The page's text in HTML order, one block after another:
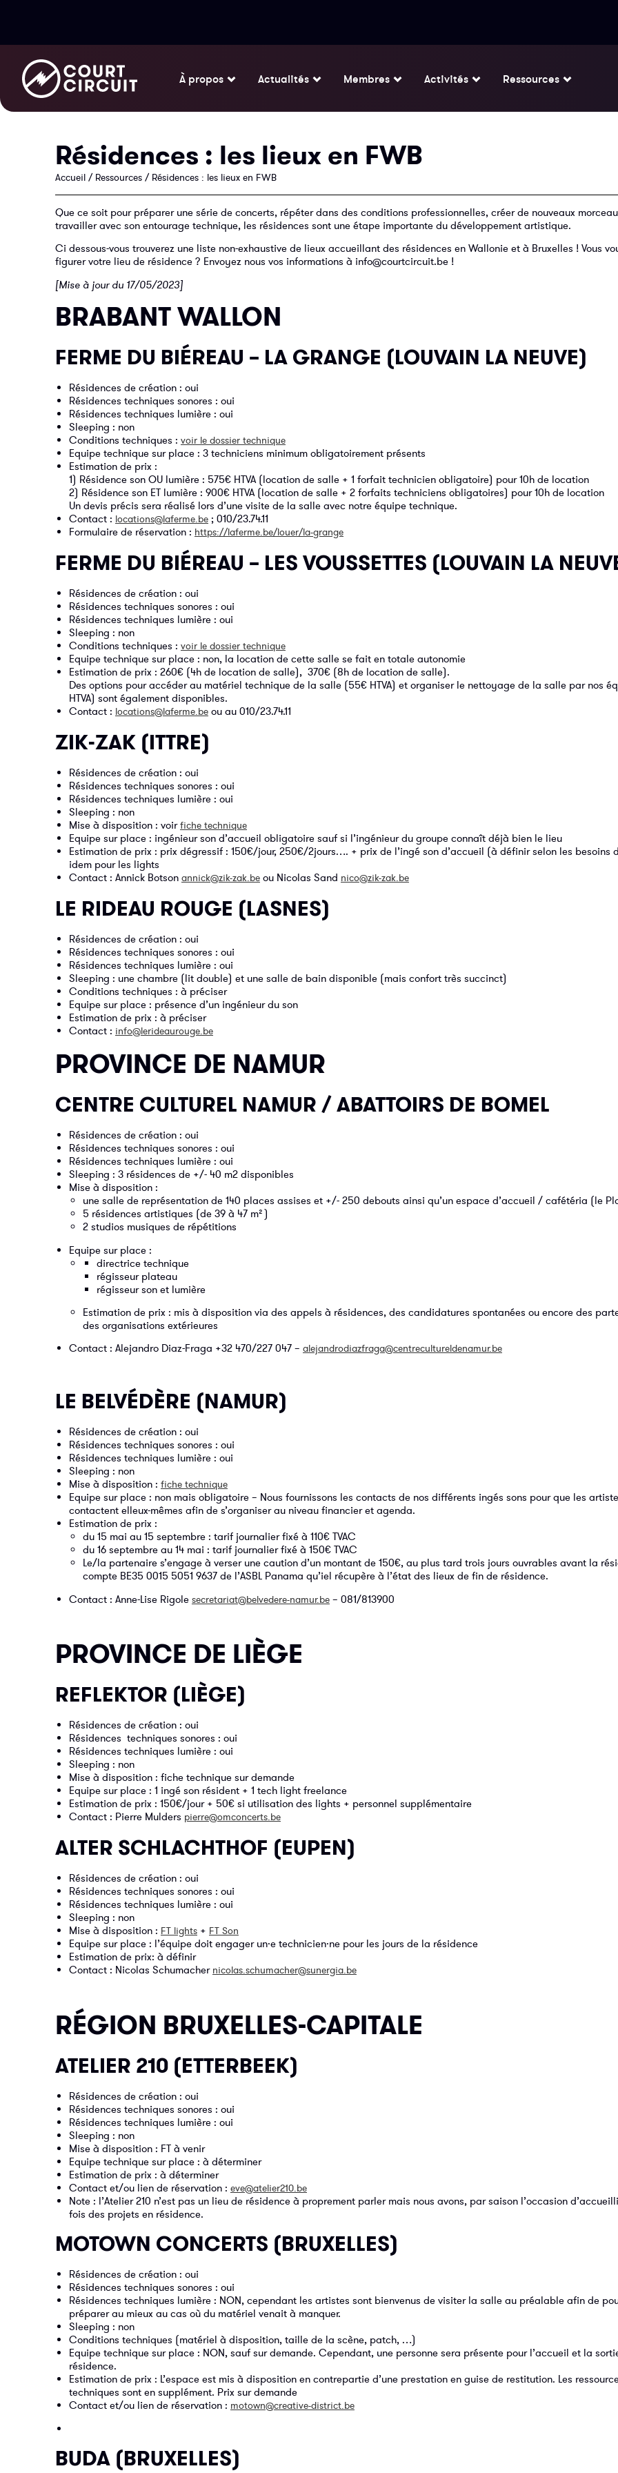
À propos Actualités Membres Activités Ressources
Résidences : les lieux en FWB
Accueil / Ressources / Résidences : les lieux en FWB
Que ce soit pour préparer une série de concerts, répéter dans des conditions professionnelles, créer de nouveaux
travailler avec son entourage technique, les résidences sont une étape importante du développement artistique.
Ci dessous-vous trouverez une liste non-exhaustive de lieux accueillant des résidences en Wallonie et à Bruxelles ! Vous
figurer votre lieu de résidence ? Envoyez nous vos informations à info@courtcircuit.be !
[Mise à jour du 17/05/2023]
BRABANT WALLON
FERME DU BIÉREAU – LA GRANGE (LOUVAIN LA NEUVE)
Résidences de création : oui
Résidences techniques sonores : oui
Résidences techniques lumière : oui
Sleeping : non
Conditions techniques : voir le dossier technique
Equipe technique sur place : 3 techniciens minimum obligatoirement présents
Estimation de prix :
1) Résidence son OU lumière : 575€ HTVA (location de salle + 1 forfait technicien obligatoire) pour 10h de location
2) Résidence son ET lumière : 900€ HTVA (location de salle + 2 forfaits techniciens obligatoires) pour 10h de location
Un devis précis sera réalisé lors d’une visite de la salle avec notre équipe technique.
Contact : locations@laferme.be ; 010/23.74.11
Formulaire de réservation : https://laferme.be/louer/la-grange
FERME DU BIÉREAU – LES VOUSSETTES (LOUVAIN LA
Résidences de création : oui
Résidences techniques sonores : oui
Résidences techniques lumière : oui
Sleeping : non
Conditions techniques : voir le dossier technique
Equipe technique sur place : non, la location de cette salle se fait en totale autonomie
Estimation de prix : 260€ (4h de location de salle), 370€ (8h de location de salle).
Des options pour accéder au matériel technique de la salle (55€ HTVA) et organiser le nettoyage de la salle par nos
HTVA) sont également disponibles.
Contact : locations@laferme.be ou au 010/23.74.11
ZIK-ZAK (ITTRE)
Résidences de création : oui
Résidences techniques sonores : oui
Résidences techniques lumière : oui
Sleeping : non
Mise à disposition : voirfiche technique
Equipe sur place : ingénieur son d’accueil obligatoire sauf si l’ingénieur du groupe connaît déjà bien le lieu
Estimation de prix : prix dégressif : 150€/jour, 250€/2jours…. + prix de l’ingé son d’accueil (à définir selon les besoins
idem pour les lights
Contact : Annick Botson annick@zik-zak.be ou Nicolas Sand nico@zik-zak.be
LE RIDEAU ROUGE (LASNES)
Résidences de création : oui
Résidences techniques sonores : oui
Résidences techniques lumière : oui
Sleeping : une chambre (lit double) et une salle de bain disponible (mais confort très succinct)
Conditions techniques : à préciser
Equipe sur place : présence d’un ingénieur du son
Estimation de prix : à préciser
Contact : info@lerideaurouge.be
PROVINCE DE NAMUR
CENTRE CULTUREL NAMUR / ABATTOIRS DE BOMEL
Résidences de création : oui
Résidences techniques sonores : oui
Résidences techniques lumière : oui
Sleeping : 3 résidences de +/- 40 m2 disponibles
Mise à disposition :
une salle de représentation de 140 places assises et +/- 250 debouts ainsi qu’un espace d’accueil / cafétéria (le
5 résidences artistiques (de 39 à 47 m²)
2 studios musiques de répétitions
Equipe sur place :
directrice technique
régisseur plateau
régisseur son et lumière
Estimation de prix : mis à disposition via des appels à résidences, des candidatures spontanées ou encore des
des organisations extérieures
Contact : Alejandro Diaz-Fraga +32 470/227 047 – alejandrodiazfraga@centrecultureldenamur.be
LE BELVÉDÈRE (NAMUR)
Résidences de création : oui
Résidences techniques sonores : oui
Résidences techniques lumière : oui
Sleeping : non
Mise à disposition : fiche technique
Equipe sur place : non mais obligatoire – Nous fournissons les contacts de nos différents ingés sons pour que les
contactent elleux-mêmes afin de s’organiser au niveau financier et agenda.
Estimation de prix :
du 15 mai au 15 septembre : tarif journalier fixé à 110€ TVAC
du 16 septembre au 14 mai : tarif journalier fixé à 150€ TVAC
Le/la partenaire s’engage à verser une caution d’un montant de 150€, au plus tard trois jours ouvrables avant la
compte BE35 0015 5051 9637 de l’ASBL Panama qu’iel récupère à l’état des lieux de fin de résidence.
Contact : Anne-Lise Rigole secretariat@belvedere-namur.be – 081/813900
PROVINCE DE LIÈGE
REFLEKTOR (LIÈGE)
Résidences de création : oui
Résidences techniques sonores : oui
Résidences techniques lumière : oui
Sleeping : non
Mise à disposition : fiche technique sur demande
Equipe sur place : 1 ingé son résident + 1 tech light freelance
Estimation de prix : 150€/jour + 50€ si utilisation des lights + personnel supplémentaire
Contact : Pierre Mulders pierre@omconcerts.be
ALTER SCHLACHTHOF (EUPEN)
Résidences de création : oui
Résidences techniques sonores : oui
Résidences techniques lumière : oui
Sleeping : non
Mise à disposition : FT lights + FT Son
Equipe sur place : l’équipe doit engager un·e technicien·ne pour les jours de la résidence
Estimation de prix: à définir
Contact : Nicolas Schumacher nicolas.schumacher@sunergia.be
RÉGION BRUXELLES-CAPITALE
ATELIER 210 (ETTERBEEK)
Résidences de création : oui
Résidences techniques sonores : oui
Résidences techniques lumière : oui
Sleeping : non
Mise à disposition : FT à venir
Equipe technique sur place : à déterminer
Estimation de prix : à déterminer
Contact et/ou lien de réservation : eve@atelier210.be
Note : l’Atelier 210 n’est pas un lieu de résidence à proprement parler mais nous avons, par saison l’occasion
fois des projets en résidence.
MOTOWN CONCERTS (BRUXELLES)
Résidences de création : oui
Résidences techniques sonores : oui
Résidences techniques lumière : NON, cependant les artistes sont bienvenus de visiter la salle au préalable afin de
préparer au mieux au cas où du matériel venait à manquer.
Sleeping : non
Conditions techniques (matériel à disposition, taille de la scène, patch, …)
Equipe technique sur place : NON, sauf sur demande. Cependant, une personne sera présente pour l’accueil et la
résidence.
Estimation de prix : L’espace est mis à disposition en contrepartie d’une prestation en guise de restitution. Les
techniques sont en supplément. Prix sur demande
Contact et/ou lien de réservation : motown@creative-district.be
BUDA (BRUXELLES)